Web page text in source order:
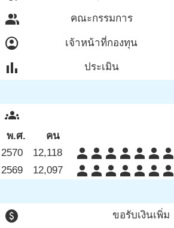
group
คณะกรรมการ
account_circle
เจ้าหน้าที่กองทุน
bar_chart
ประเมิน
groups
พ.ศ.
คน
2570
12,118 person person person person person person person
2569 12,097 person person person person person person person
paid ขอรับเงินเพิ่ม